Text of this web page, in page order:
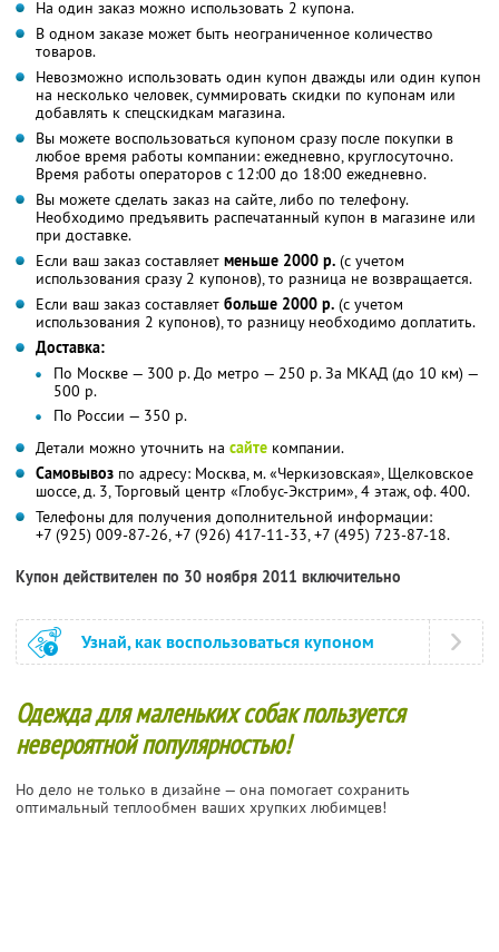
На один заказ можно использовать 2 купона.
В одном заказе может быть неограниченное количество
товаров.
Невозможно использовать один купон дважды или один купон
на несколько человек, суммировать скидки по купонам или
добавлять к спецскидкам магазина.
Вы можете воспользоваться купоном сразу после покупки в
любое время работы компании: ежедневно, круглосуточно.
Время работы операторов с 12:00 до 18:00 ежедневно.
Вы можете сделать заказ на сайте, либо по телефону.
Необходимо предъявить распечатанный купон в магазине или
при доставке.
Если ваш заказ составляет меньше 2000 р. (с учетом
использования сразу 2 купонов), то разница не возвращается.
Если ваш заказ составляет больше 2000 р. (с учетом
использования 2 купонов), то разницу необходимо доплатить.
Доставка:
По Москве — 300 р. До метро — 250 р. За МКАД (до 10 км) —
500 р.
По России — 350 р.
Детали можно уточнить на сайте компании.
Самовывоз по адресу: Москва, м. «Черкизовская», Щелковское
шоссе, д. 3, Торговый центр «Глобус-Экстрим», 4 этаж, оф. 400.
Телефоны для получения дополнительной информации:
+7 (925) 009-87-26, +7 (926) 417-11-33, +7 (495) 723-87-18.
Купон действителен по 30 ноября 2011 включительно
Узнай, как воспользоваться купоном
Одежда для маленьких собак пользуется
невероятной популярностью!
Но дело не только в дизайне — она помогает сохранить
оптимальный теплообмен ваших хрупких любимцев!